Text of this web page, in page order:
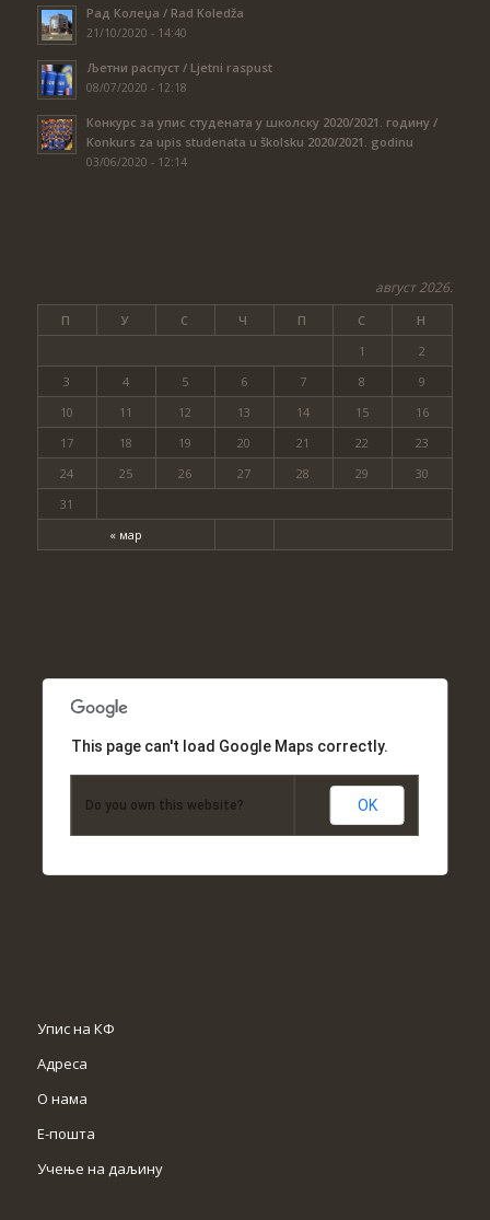
Рад Колеџа / Rad Koledža
21/10/2020 - 14:40
Љетни распуст / Ljetni raspust
08/07/2020 - 12:18
Конкурс за упис студената у школску 2020/2021. годину /
Konkurs za upis studenata u školsku 2020/2021. godinu
03/06/2020 - 12:14
август 2026.
П У С Ч П С Н
« мар
1
2
3
4 5 6 7 8
9
10
11 12 13 14 15
16
17
18 19 20 21 22
23
24
25 26 27 28 29
30
31
This page can't load Google Maps correctly.
Do you own this website? OK
Упис на КФ
Адреса
О нама
Е-пошта
Учење на даљину